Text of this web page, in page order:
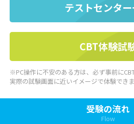
テストセンタ
CBT体験試
※PC操作に不安のある方は、必ず事前に
実際の試験画面に近いイメージで体験できま
受験の流れ
Flow